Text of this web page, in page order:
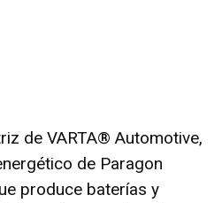
de VARTA® Automotive,
de Paragon
produce baterías y